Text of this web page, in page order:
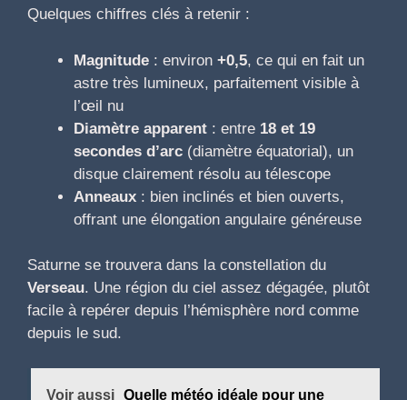
Quelques chiffres clés à retenir :
Magnitude : environ +0,5, ce qui en fait un
astre très lumineux, parfaitement visible à
l’œil nu
Diamètre apparent : entre 18 et 19
secondes d’arc (diamètre équatorial), un
disque clairement résolu au télescope
Anneaux : bien inclinés et bien ouverts,
offrant une élongation angulaire généreuse
Saturne se trouvera dans la constellation du
Verseau. Une région du ciel assez dégagée, plutôt
facile à repérer depuis l’hémisphère nord comme
depuis le sud.
Voir aussi Quelle météo idéale pour une